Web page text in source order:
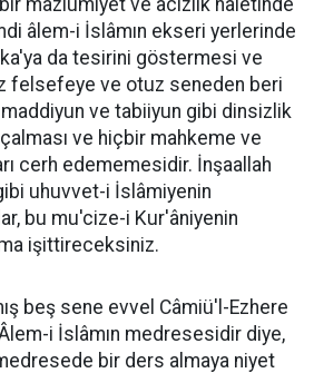
mazlumiyet ve âcizlik hâletinde
âlem-i İslâmın ekseri yerlerinde
da tesirini göstermesi ve
felsefeye ve otuz seneden beri
ve tabiiyun gibi dinsizlik
ve hiçbir mahkeme ve
cerh edememesidir. İnşaallah
uhuvvet-i İslâmiyenin
bu mu'cize-i Kur'âniyenin
işittireceksiniz.
beş sene evvel Câmiü'l-Ezhere
i İslâmın medresesidir diye,
bir ders almaya niyet